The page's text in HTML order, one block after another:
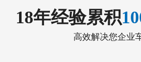
18年经验累积
高效解决您企业